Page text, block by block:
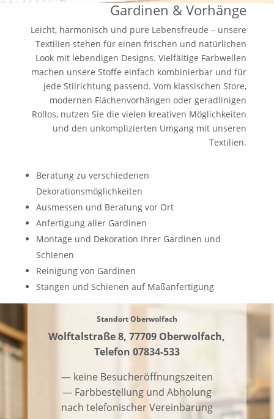
Gardinen & Vorhänge
Leicht, harmonisch und pure Lebensfreude – unsere
Textilien stehen für einen frischen und natürlichen
Look mit lebendigen Designs. Vielfältige Farbwellen
machen unsere Stoffe einfach kombinierbar und für
jede Stilrichtung passend. Vom klassischen Store,
modernen Flächenvorhängen oder geradlinigen
Rollos, nutzen Sie die vielen kreativen Möglichkeiten
und den unkomplizierten Umgang mit unseren
Textilien.
Beratung zu verschiedenen
Dekorationsmöglichkeiten
Ausmessen und Beratung vor Ort
Anfertigung aller Gardinen
Montage und Dekoration Ihrer Gardinen und
Schienen
Reinigung von Gardinen
Stangen und Schienen auf Maßanfertigung
Standort Oberwolfach
Wolftalstraße 8,77709 Oberwolfach,
Telefon 07834-533
— keine Besucheröffnungszeiten
— Farbbestellung und Abholung
nach telefonischer Vereinbarung